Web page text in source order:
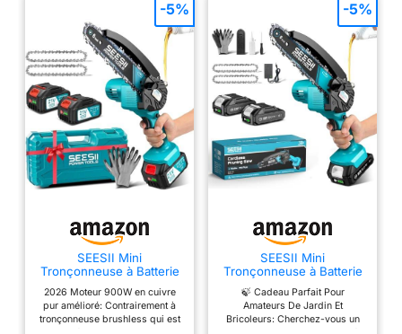
SEESII Mini
Tronçonneuse à Batterie
Tronçonneuse Électrique
sans Fil avec Injecteur de
Lubrifiant et Chaîne de
2026 Moteur 900W en cuivre
pur amélioré: Contrairement à
tronçonneuse brushless qui est
-5%
SEESII Mini
Tronçonneuse à Batterie
6 Pouces avec Injecteur
de Lubrifiant
🍃 Cadeau Parfait Pour
Amateurs De Jardin Et
Bricoleurs: Cherchez-vous un
-5%